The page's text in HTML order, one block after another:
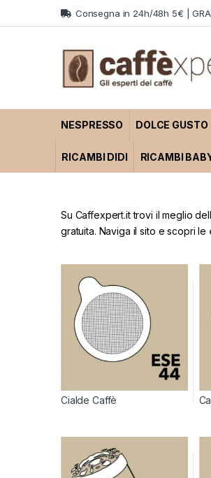
Skip to navigation
Skip to content Consegna in 24h/48h 5€ |
NESPRESSO DOLCE GUSTO
RICAMBI DIDI RICAMBI
Su Caffexpert.it trovi il meglio
gratuita. Naviga il sito e scopri le
Cialde Caffè